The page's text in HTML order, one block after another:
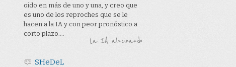
oido en más de uno y una, y creo que
es uno de los reproches que se le
hacen a la IA y con peor pronóstico a
corto plazo....
La IA alucinando
SHeDeL